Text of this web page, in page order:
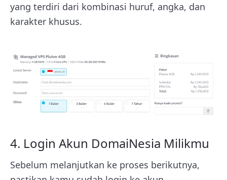
yang terdiri dari kombinasi huruf, angka, dan
karakter khusus.
4. Login Akun DomaiNesia Milikmu
Sebelum melanjutkan ke proses berikutnya,